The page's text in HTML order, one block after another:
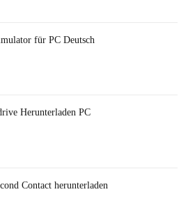
für PC Deutsch
Herunterladen PC
Contact herunterladen